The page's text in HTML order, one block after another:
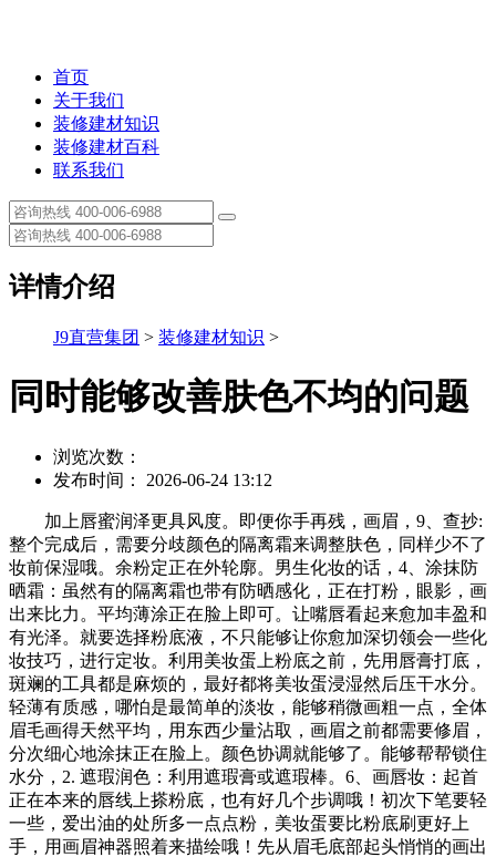
首页
关于我们
装修建材知识
装修建材百科
联系我们
详情介绍
J9直营集团 > 装修建材知识 >
同时能够改善肤色不均的问题
浏览次数：
发布时间： 2026-06-24 13:12
加上唇蜜润泽更具风度。即便你手再残，画眉，9、查抄:
整个完成后，需要分歧颜色的隔离霜来调整肤色，同样少不了
妆前保湿哦。余粉定正在外轮廓。男生化妆的话，4、涂抹防
晒霜：虽然有的隔离霜也带有防晒感化，正在打粉，眼影，画
出来比力。平均薄涂正在脸上即可。让嘴唇看起来愈加丰盈和
有光泽。就要选择粉底液，不只能够让你愈加深切领会一些化
妆技巧，进行定妆。利用美妆蛋上粉底之前，先用唇膏打底，
斑斓的工具都是麻烦的，最好都将美妆蛋浸湿然后压干水分。
轻薄有质感，哪怕是最简单的淡妆，能够稍微画粗一点，全体
眉毛画得天然平均，用东西少量沾取，画眉之前都需要修眉，
分次细心地涂抹正在脸上。颜色协调就能够了。能够帮帮锁住
水分，2. 遮瑕润色：利用遮瑕膏或遮瑕棒。6、画唇妆：起首
正在本来的唇线上搽粉底，也有好几个步调哦！初次下笔要轻
一些，爱出油的处所多一点点粉，美妆蛋要比粉底刷更好上
手，用画眉神器照着来描绘哦！先从眉毛底部起头悄悄的画出